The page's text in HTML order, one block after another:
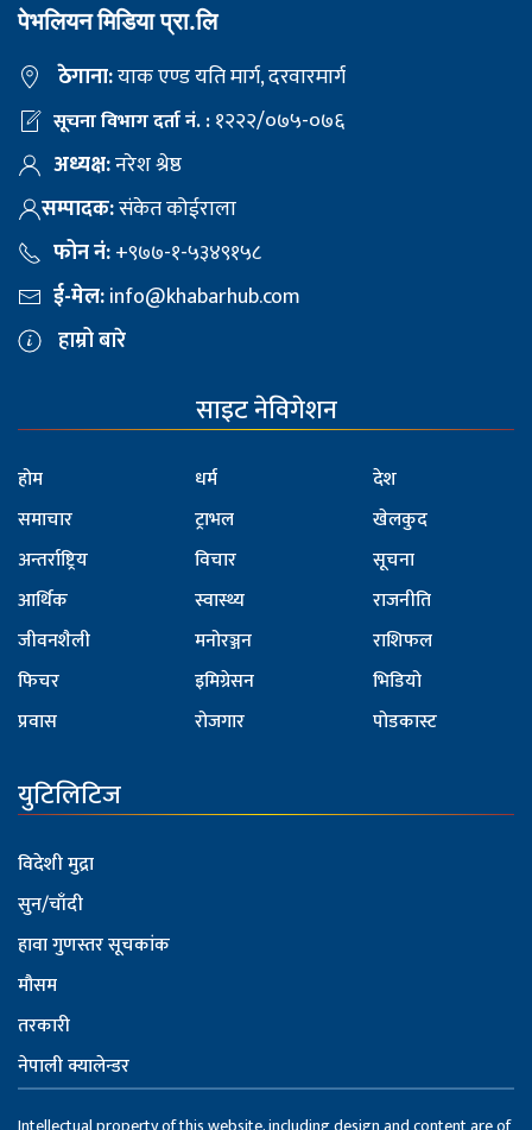
पेभलियन मिडिया प्रा.लि
ठेगाना:याक एण्ड यति मार्ग, दरवारमार्ग
सूचना विभाग दर्ता नं. :१२२२/०७५-०७६
अध्यक्ष:नरेश श्रेष्ठ
सम्पादक:संकेत कोईराला
फोन नं:+९७७-१-५३४९१५८
ई-मेल:info@khabarhub.com
हाम्रो बारे
साइट नेविगेशन
होम
समाचार
अन्तर्राष्ट्रिय
आर्थिक
जीवनशैली
फिचर
प्रवास
धर्म
ट्राभल
विचार
स्वास्थ्य
मनोरञ्जन
इमिग्रेसन
रोजगार
देश
खेलकुद
सूचना
राजनीति
राशिफल
भिडियो
पोडकास्ट
युटिलिटिज
विदेशी मुद्रा
सुन/चाँदी
हावा गुणस्तर सूचकांक
मौसम
तरकारी
नेपाली क्यालेन्डर